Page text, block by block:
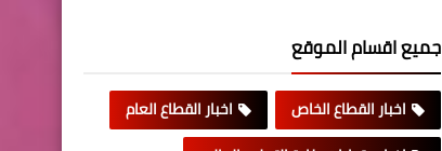
جميع اقسام الموقع
اخبار القطاع الخاص
اخبار القطاع العام